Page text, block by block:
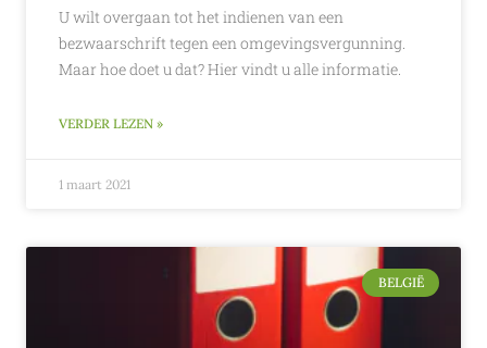
U wilt overgaan tot het indienen van een
bezwaarschrift tegen een omgevingsvergunning.
Maar hoe doet u dat? Hier vindt u alle informatie.
VERDER LEZEN »
1 maart 2021
BELGIË